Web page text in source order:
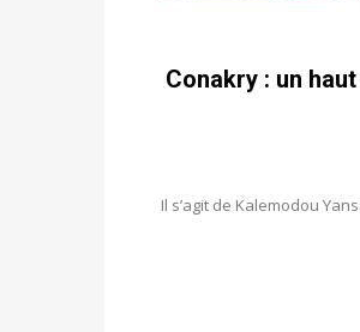
Conakry : un
Il s’agit de Kalemodou